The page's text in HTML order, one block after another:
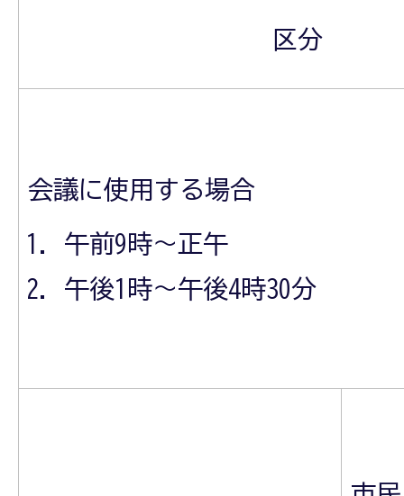
区分
会議に使用する場合
午前9時～正午
午後1時～午後4時30分